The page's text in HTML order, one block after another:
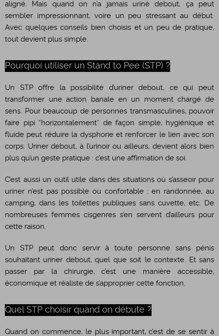
aligné. Mais quand on n’a jamais uriné debout, ça peut
sembler impressionnant, voire un peu stressant au début.
Avec quelques conseils bien choisis et un peu de pratique,
tout devient plus simple.
Pourquoi utiliser un Stand to Pee (STP) ?
Un STP offre la possibilité d’uriner debout, ce qui peut
transformer une action banale en un moment chargé de
sens. Pour beaucoup de personnes transmasculines, pouvoir
faire pipi “horizontalement” de façon simple, hygiénique et
fluide peut réduire la dysphorie et renforcer le lien avec son
corps. Uriner debout, à l’urinoir ou ailleurs, devient alors bien
plus qu’un geste pratique : c’est une affirmation de soi.
C’est aussi un outil utile dans des situations où s’asseoir pour
uriner n’est pas possible ou confortable : en randonnée, au
camping, dans les toilettes publiques sans cuvette, etc. De
nombreuses femmes cisgenres s’en servent d’ailleurs pour
cette raison.
Un STP peut donc servir à toute personne sans pénis
souhaitant uriner debout, quel que soit le contexte. Et sans
passer par la chirurgie, c’est une manière accessible,
économique et réaliste de s’approprier cette fonction.
Quel STP choisir quand on débute ?
Quand on commence, le plus important, c’est de se sentir à